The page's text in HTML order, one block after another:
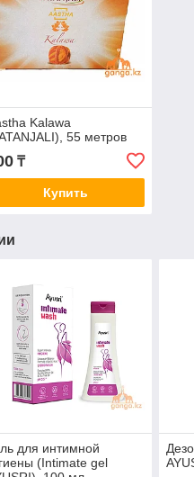
Kalawa
55 метров
₸
Купить
для интимной
(Intimate gel